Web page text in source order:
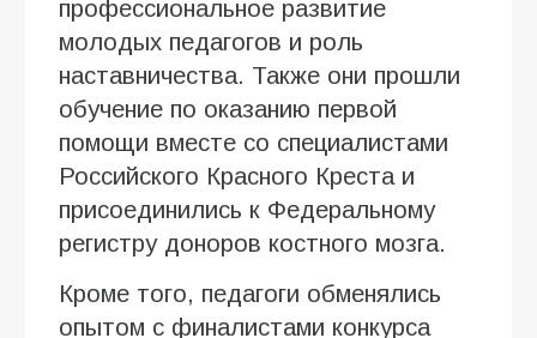
профессиональное развитие
молодых педагогов и роль
наставничества. Также они прошли
обучение по оказанию первой
помощи вместе со специалистами
Российского Красного Креста и
присоединились к Федеральному
регистру доноров костного мозга.
Кроме того, педагоги обменялись
опытом с финалистами конкурса